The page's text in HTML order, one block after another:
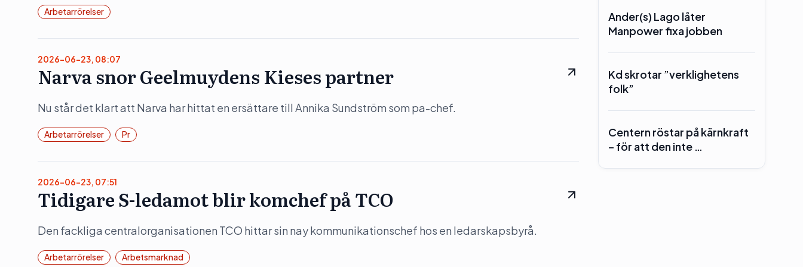
Arbetarrörelser
2026-06-23, 08:07
Narva snor Geelmuydens Kieses partner
Nu står det klart att Narva har hittat en ersättare till Annika Sundström som pa-chef.
Arbetarrörelser Pr
2026-06-23, 07:51
Tidigare S-ledamot blir komchef på TCO
Den fackliga centralorganisationen TCO hittar sin nay kommunikationschef hos en ledarskapsbyrå.
Arbetarrörelser Arbetsmarknad
Ander(s) Lago låter
Manpower fixa jobben
Kd skrotar ”verklighetens
folk”
Centern röstar på kärnkraft
– för att den inte …